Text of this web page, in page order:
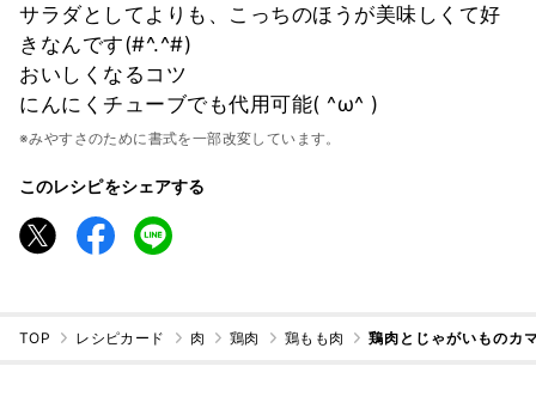
サラダとしてよりも、こっちのほうが美味しくて好
きなんです(#^.^#)
おいしくなるコツ
にんにくチューブでも代用可能( ^ω^ )
※みやすさのために書式を一部改変しています。
このレシピをシェアする
TOP レシピカード 肉 鶏肉 鶏もも肉 鶏肉とじゃがいものカ